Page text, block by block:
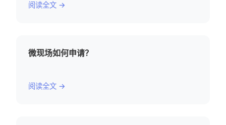
阅读全文 →
微现场如何申请？
阅读全文 →